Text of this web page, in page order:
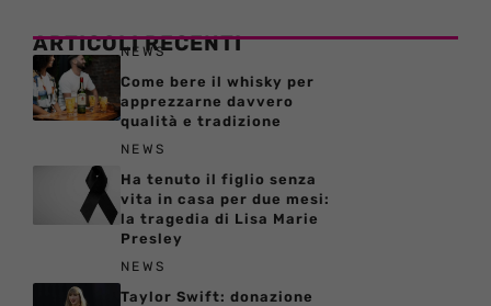
ARTICOLI RECENTI
NEWS
Come bere il whisky per
apprezzarne davvero
qualità e tradizione
NEWS
Ha tenuto il figlio senza
vita in casa per due mesi:
la tragedia di Lisa Marie
Presley
NEWS
Taylor Swift: donazione